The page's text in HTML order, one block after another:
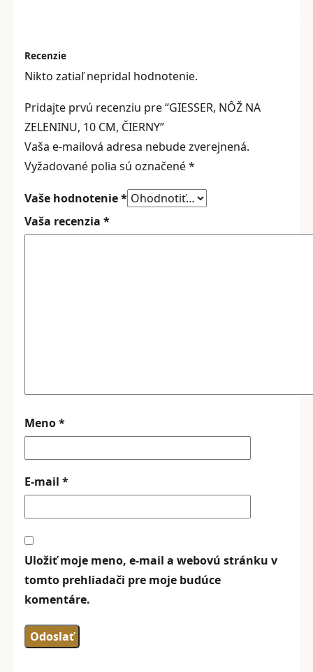
Recenzie
Nikto zatiaľ nepridal hodnotenie.
Pridajte prvú recenziu pre “GIESSER, NÔŽ NA
ZELENINU, 10 CM, ČIERNY”
Vaša e-mailová adresa nebude zverejnená.
Vyžadované polia sú označené*
Vaše hodnotenie*
Vaša recenzia*
Meno*
E-mail*
Uložiť moje meno, e-mail a webovú stránku v
tomto prehliadači pre moje budúce
komentáre.